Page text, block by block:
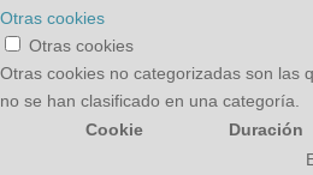
Otras cookies
Otras cookies
Otras cookies no categorizadas son las
no se han clasificado en una categoría.
Cookie
Duración